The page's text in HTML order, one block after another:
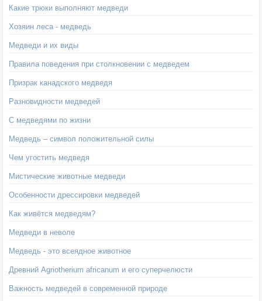
Какие трюки выполняют медведи
Хозяин леса - медведь
Медведи и их виды
Правила поведения при столкновении с медведем
Призрак канадского медведя
Разновидности медведей
С медведями по жизни
Медведь – символ положительной силы
Чем угостить медведя
Мистические животные медведи
Особенности дрессировки медведей
Как живётся медведям?
Медведи в неволе
Медведь - это всеядное животное
Древний Agriotherium africanum и его суперчелюсти
Важность медведей в современной природе